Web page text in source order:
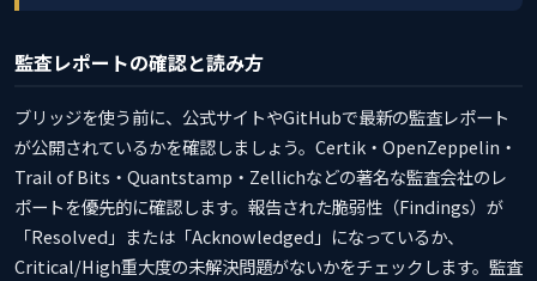
監査レポートの確認と読み方
ブリッジを使う前に、公式サイトやGitHubで最新の監査レポート
が公開されているかを確認しましょう。Certik・OpenZeppelin・
Trail of Bits・Quantstamp・Zellichなどの著名な監査会社のレ
ポートを優先的に確認します。報告された脆弱性（Findings）が
「Resolved」または「Acknowledged」になっているか、
Critical/High重大度の未解決問題がないかをチェックします。監査